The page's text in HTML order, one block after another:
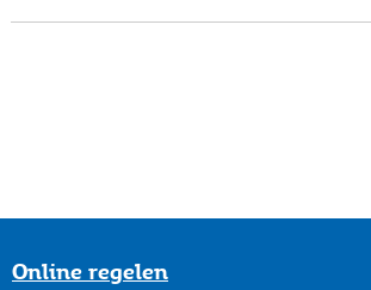
Online regelen